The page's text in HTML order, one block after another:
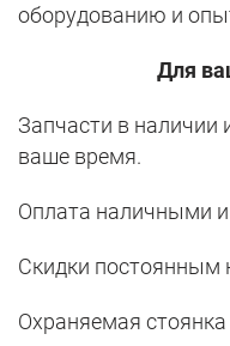
оборудованию и
Для
Запчасти в наличии
ваше время.
Оплата наличными
Скидки постоянным
Охраняемая